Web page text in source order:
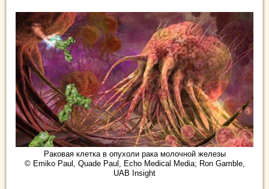
Раковая клетка в опухоли рака молочной железы
© Emiko Paul, Quade Paul, Echo Medical Media; Ron Gamble,
UAB Insight